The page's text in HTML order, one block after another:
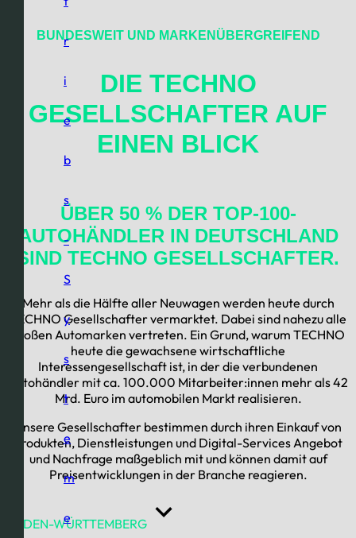
r
i
e
b
s
-
S
y
s
t
e
m
e
BUNDESWEIT UND MARKENÜBERGREIFEND
DIE TECHNO
GESELLSCHAFTER AUF
EINEN BLICK
ÜBER 50 % DER TOP-100-
AUTOHÄNDLER IN DEUTSCHLAND
SIND TECHNO GESELLSCHAFTER.
Mehr als die Hälfte aller Neuwagen werden heute durch
TECHNO Gesellschafter vermarktet. Dabei sind nahezu alle
großen Automarken vertreten. Ein Grund, warum TECHNO
heute die gewachsene wirtschaftliche
Interessengesellschaft ist, in der die verbundenen
Autohändler mit ca. 100.000 Mitarbeiter:innen mehr als 42
Mrd. Euro im automobilen Markt realisieren.
Unsere Gesellschafter bestimmen durch ihren Einkauf von
Produkten, Dienstleistungen und Digital-Services Angebot
und Nachfrage maßgeblich mit und können damit auf
Preisentwicklungen in der Branche reagieren.
BADEN-WÜRTTEMBERG